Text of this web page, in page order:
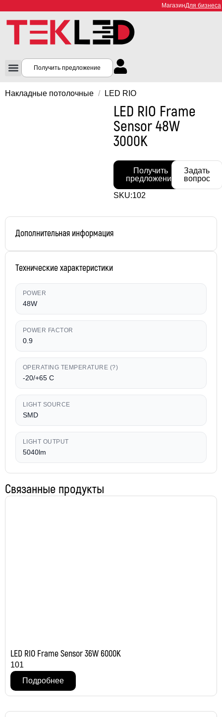
МагазинДля бизнеса
Получить предложение
Накладные потолочные / LED RIO
LED RIO Frame
Sensor 48W
3000K
Получить
предложение
Задать
вопрос
SKU:102
Дополнительная информация
Технические характеристики
POWER
48W
POWER FACTOR
0.9
OPERATING TEMPERATURE (?)
-20/+65 C
LIGHT SOURCE
SMD
LIGHT OUTPUT
5040lm
Связанные продукты
LED RIO Frame Sensor 36W 6000K
101
Подробнее